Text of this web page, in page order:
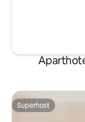
Superhost
Superhost